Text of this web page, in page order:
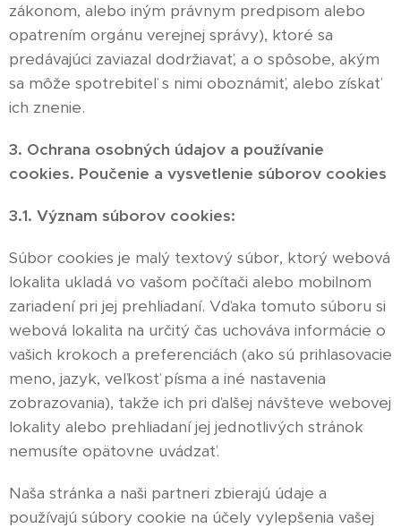
zákonom, alebo iným právnym predpisom alebo
opatrením orgánu verejnej správy), ktoré sa
predávajúci zaviazal dodržiavať, a o spôsobe, akým
sa môže spotrebiteľ s nimi oboznámiť, alebo získať
ich znenie.
3. Ochrana osobných údajov a používanie
cookies. Poučenie a vysvetlenie súborov cookies
3.1. Význam súborov cookies:
Súbor cookies je malý textový súbor, ktorý webová
lokalita ukladá vo vašom počítači alebo mobilnom
zariadení pri jej prehliadaní. Vďaka tomuto súboru si
webová lokalita na určitý čas uchováva informácie o
vašich krokoch a preferenciách (ako sú prihlasovacie
meno, jazyk, veľkosť písma a iné nastavenia
zobrazovania), takže ich pri ďalšej návšteve webovej
lokality alebo prehliadaní jej jednotlivých stránok
nemusíte opätovne uvádzať.
Naša stránka a naši partneri zbierajú údaje a
používajú súbory cookie na účely vylepšenia vašej